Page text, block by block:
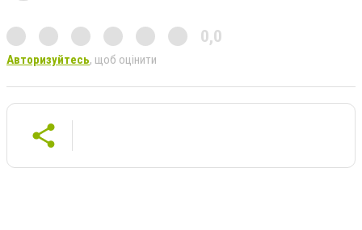
0,0
Авторизуйтесь, щоб оцінити